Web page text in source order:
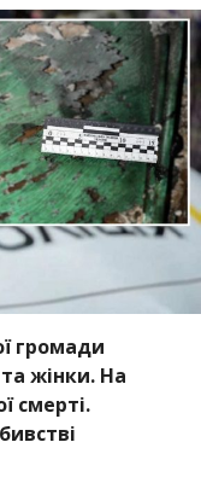
громади
жінки. На
смерті.